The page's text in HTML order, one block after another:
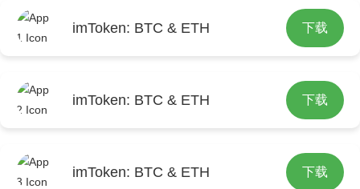
imToken: BTC & ETH 下载
imToken: BTC & ETH 下载
imToken: BTC & ETH 下载
首页